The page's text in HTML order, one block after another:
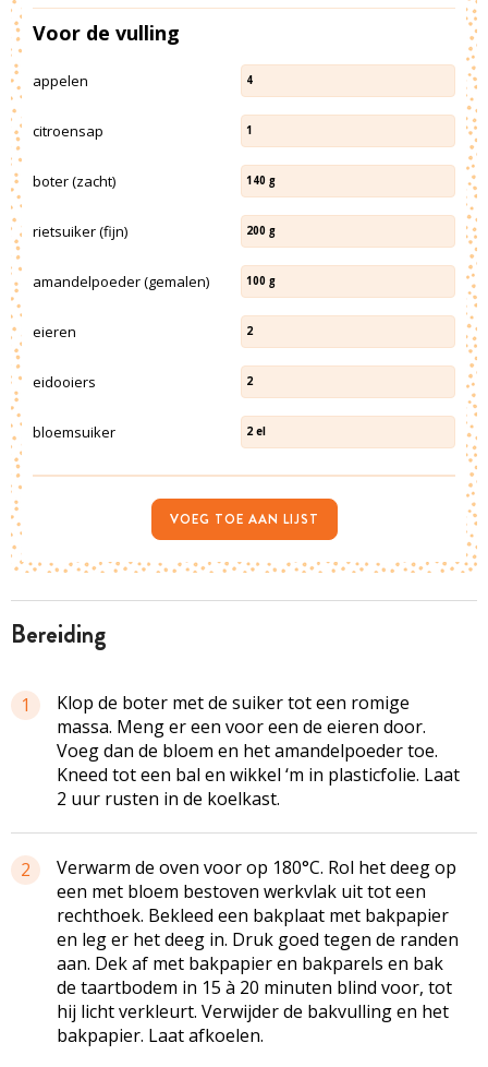
bereiding
1
Klop de boter met de suiker tot een romige
massa. Meng er een voor een de eieren door.
Voeg dan de bloem en het amandelpoeder toe.
Kneed tot een bal en wikkel ‘m in plasticfolie. Laat
2 uur rusten in de koelkast.
2
Verwarm de oven voor op 180°C. Rol het deeg op
een met bloem bestoven werkvlak uit tot een
rechthoek. Bekleed een bakplaat met bakpapier
en leg er het deeg in. Druk goed tegen de randen
aan. Dek af met bakpapier en bakparels en bak
de taartbodem in 15 à 20 minuten blind voor, tot
hij licht verkleurt. Verwijder de bakvulling en het
bakpapier. Laat afkoelen.
Voor de vulling
appelen 4
citroensap 1
boter (zacht) 140 g
rietsuiker (fijn) 200 g
amandelpoeder (gemalen) 100 g
eieren 2
eidooiers 2
bloemsuiker 2 el
VOEG TOE AAN LIJST